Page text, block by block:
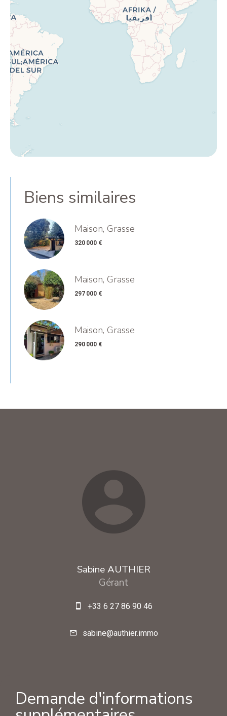
Biens similaires
Maison, Grasse
320 000 €
Maison, Grasse
297 000 €
Maison, Grasse
290 000 €
Sabine AUTHIER
Gérant
+33 6 27 86 90 46
sabine@authier.immo
Demande d'informations